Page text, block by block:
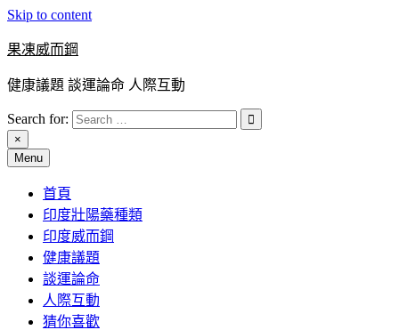
Skip to content
果凍威而鋼
健康議題 談運論命 人際互動
Search for:
×
Menu
首頁
印度壯陽藥種類
印度威而鋼
健康議題
談運論命
人際互動
猜你喜歡